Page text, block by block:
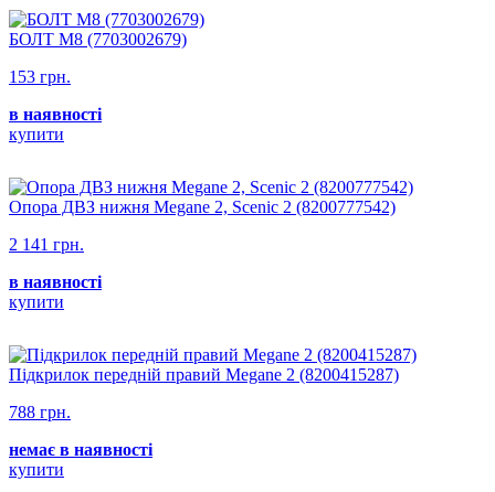
БОЛТ М8 (7703002679)
153 грн.
в наявності
купити
Опора ДВЗ нижня Megane 2, Scenic 2 (8200777542)
2 141 грн.
в наявності
купити
Підкрилок передній правий Megane 2 (8200415287)
788 грн.
немає в наявності
купити